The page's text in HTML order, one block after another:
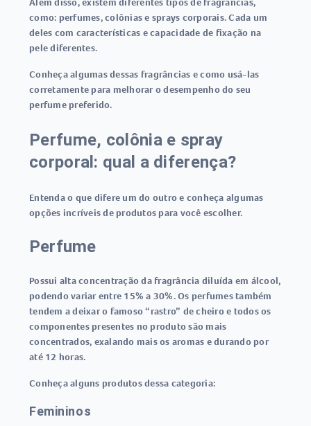
como: perfumes, colônias e sprays corporais. Cada um
deles com características e capacidade de fixação na
pele diferentes.
Conheça algumas dessas fragrâncias e como usá-las
corretamente para melhorar o desempenho do seu
perfume preferido.
Perfume, colônia e spray
corporal: qual a diferença?
Entenda o que difere um do outro e conheça algumas
opções incríveis de produtos para você escolher.
Perfume
Possui alta concentração da fragrância diluída em álcool,
podendo variar entre 15% a 30%. Os perfumes também
tendem a deixar o famoso “rastro” de cheiro e todos os
componentes presentes no produto são mais
concentrados, exalando mais os aromas e durando por
até 12 horas.
Conheça alguns produtos dessa categoria:
Femininos